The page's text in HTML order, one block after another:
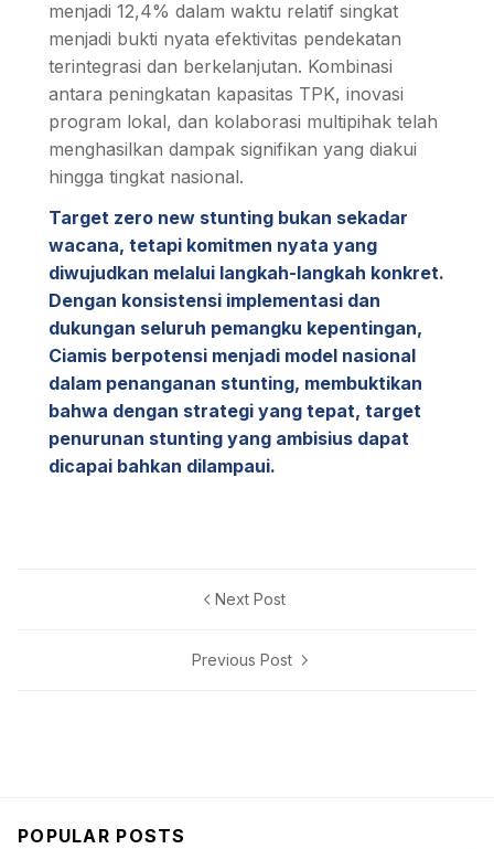
menjadi 12,4% dalam waktu relatif singkat
menjadi bukti nyata efektivitas pendekatan
terintegrasi dan berkelanjutan. Kombinasi
antara peningkatan kapasitas TPK, inovasi
program lokal, dan kolaborasi multipihak telah
menghasilkan dampak signifikan yang diakui
hingga tingkat nasional.
Target zero new stunting bukan sekadar
wacana, tetapi komitmen nyata yang
diwujudkan melalui langkah-langkah konkret.
Dengan konsistensi implementasi dan
dukungan seluruh pemangku kepentingan,
Ciamis berpotensi menjadi model nasional
dalam penanganan stunting, membuktikan
bahwa dengan strategi yang tepat, target
penurunan stunting yang ambisius dapat
dicapai bahkan dilampaui.
Next Post
Previous Post
POPULAR POSTS